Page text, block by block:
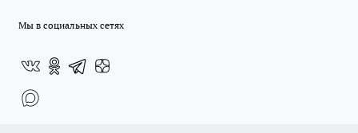
Мы в социальных сетях